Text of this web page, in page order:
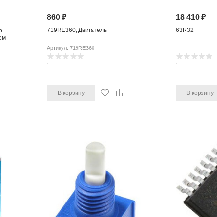
860₽
719RE360, Двигатель
Артикул: 719RE360
В корзину
18 410 ₽
63R32
В корзину